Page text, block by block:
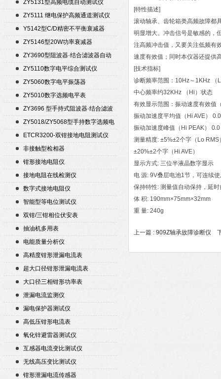
ZY5131型高频电缆自动测试仪
ZY5111 继电保护高频通道测试仪
Y5142型C/D精密不平衡衰减器
（50Ω）
ZY5146型20W功率衰减器
ZY3690型阻波器·结合滤波器自动
测试仪
ZY5110数字电平综合测试仪
ZY5060数字电平振荡器
ZY5010数字选频电平表
ZY3696 型手持式阻波器·结合滤波
器自动测试仪
ZY5018/ZY5068型手持数字选频电
平表/电平振荡器
ETCR3200-双钳接地电阻测试仪
非接触型检相器
钳形接地电阻仪
接地电阻在线检测仪
数字式接地电阻仪
智能型等电位测试仪
双钳/三钳相位伏安表
抽油机多用表
电能质量分析仪
高精度钳形泄漏电流表
超大口径钳形泄漏电流表
大口径三相钳形功率表
泄漏电流监测仪
漏电保护器测试仪
高低压钳形电流表
氧化锌避雷器测试仪
互感器电流变比测试仪
无线高压变比测试仪
钳形泄漏电流传感器
[特性描述]
滚动轴承、齿轮箱类高频故障都
明显增大。冲击信号是敏感的，
注高频冲击值，又要关注低频有
速度有效值；同时本仪器还提供
[技术指标]
诊断频率范围：10Hz～1KHz （
中心频率约32KHz （Hi）状态
有效显示范围：振动速度有效值
振动加速度平均值（Hi AVE）
振动加速度峰值（Hi PEAK）
测量精度: ±5%±2个字（Lo RMS
±20%±2个字（Hi AVE）
显示方式: 三位半液晶数字显示
电 源: 9V叠层电池1节，可连续
保持特性: 测量值自动保持，延
体 积: 190mm×75mm×32mm
重 量: 240g
上一篇 : 909Z轴承故障诊断仪